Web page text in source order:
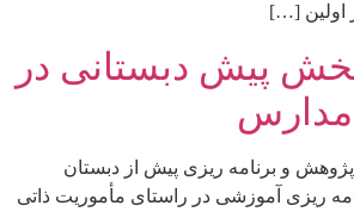
اولین […]
بخش پیش دبستانی در
و برنامه ریزی پیش از دبستان
ریزی آموزشی در راستای مأموریت ذاتی